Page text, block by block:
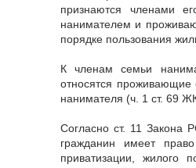
признаются членами
нанимателем и
порядке пользования
К членам семьи
относятся проживающие
нанимателя (ч. 1 ст. 69
Согласно ст. 11
гражданин имеет
приватизации, жилого